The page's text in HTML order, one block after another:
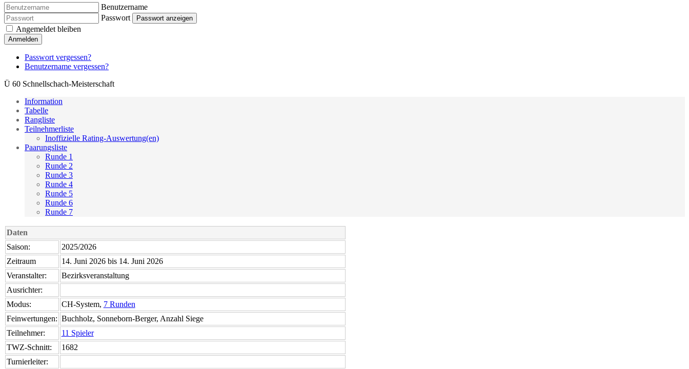
Benutzername
Passwort
Passwort anzeigen
Angemeldet bleiben
Anmelden
Passwort vergessen?
Benutzername vergessen?
Ü 60 Schnellschach-Meisterschaft
Information
Tabelle
Rangliste
Teilnehmerliste
Inoffizielle Rating-Auswertung(en)
Paarungsliste
Runde 1
Runde 2
Runde 3
Runde 4
Runde 5
Runde 6
Runde 7
Daten
Saison:
2025/2026
Zeitraum
14. Juni 2026 bis 14. Juni 2026
Veranstalter:
Bezirksveranstaltung
Ausrichter:
Modus:
CH-System, 7 Runden
Feinwertungen: Buchholz, Sonneborn-Berger, Anzahl Siege
Teilnehmer:
11 Spieler
TWZ-Schnitt:
1682
Turnierleiter: